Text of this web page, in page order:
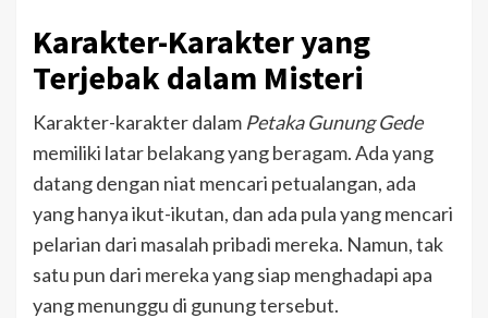
Karakter-Karakter yang
Terjebak dalam Misteri
Karakter-karakter dalam Petaka Gunung Gede
memiliki latar belakang yang beragam. Ada yang
datang dengan niat mencari petualangan, ada
yang hanya ikut-ikutan, dan ada pula yang mencari
pelarian dari masalah pribadi mereka. Namun, tak
satu pun dari mereka yang siap menghadapi apa
yang menunggu di gunung tersebut.